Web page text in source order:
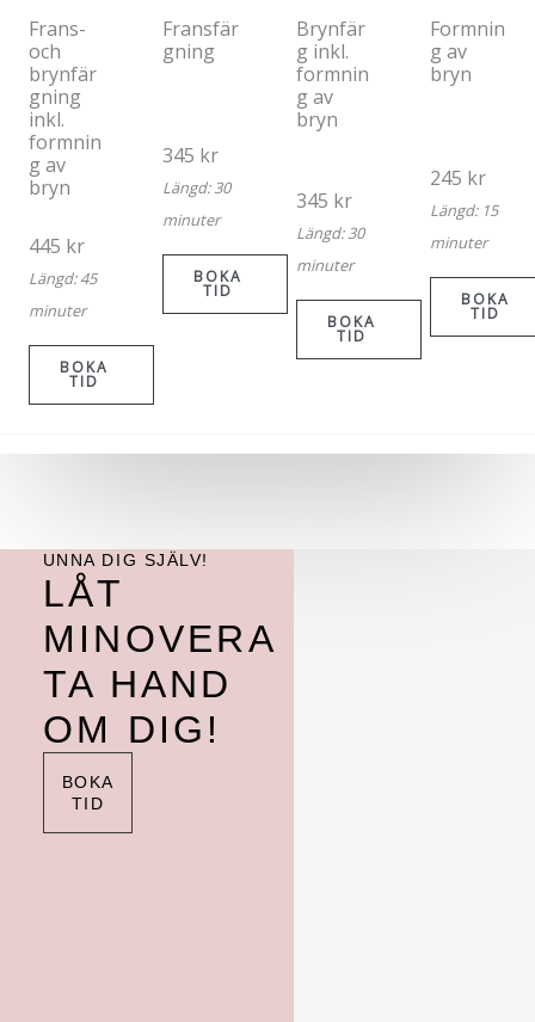
Frans-
och
brynfär
gning
inkl.
formnin
g av
bryn
445 kr
Längd: 45
minuter
BOKA
TID
Fransfär
gning
345 kr
Längd: 30
minuter
BOKA
TID
Brynfär
g inkl.
formnin
g av
bryn
345 kr
Längd: 30
minuter
BOKA
TID
Formnin
g av
bryn
245 kr
Längd: 15
minuter
BOKA
TID
UNNA DIG SJÄLV!
LÅT
MINOVERA
TA HAND
OM DIG!
BOKA
TID